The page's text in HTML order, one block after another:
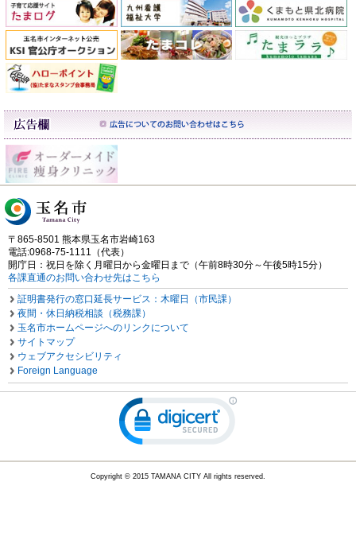
〒865-8501 熊本県玉名市岩崎163
電話:0968-75-1111（代表）
開庁日：祝日を除く月曜日から金曜日まで（午前8時30分～午後5時15分）
各課直通のお問い合わせ先はこちら
証明書発行の窓口延長サービス：木曜日（市民課）
夜間・休日納税相談（税務課）
玉名市ホームページへのリンクについて
サイトマップ
ウェブアクセシビリティ
Foreign Language
Copyright © 2015 TAMANA CITY All rights reserved.